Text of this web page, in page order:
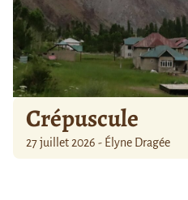
Crépuscule
27 juillet 2026 - Élyne Dragée